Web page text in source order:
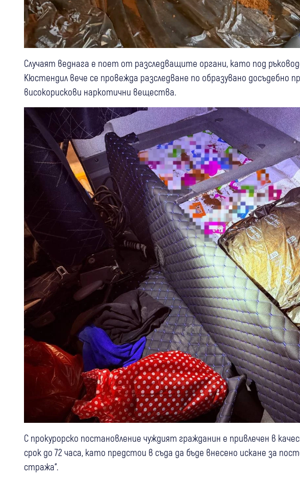
Случаят веднага е поет от разследващите органи, като под
Кюстендил вече се провежда разследване по образувано досъдебно
високорискови наркотични вещества.
С прокурорско постановление чуждият гражданин е привлечен в
срок до 72 часа, като предстои в съда да бъде внесено искане за
стража“.